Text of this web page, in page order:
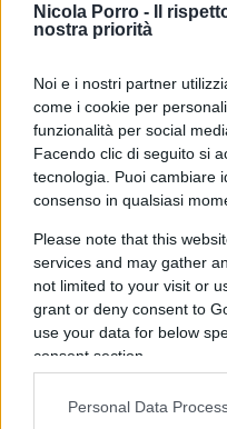
Nicola Porro -
Il
nostra priorità
Noi e i nostri partner
come i cookie per
funzionalità per social
Facendo clic di seguito si
tecnologia. Puoi cambiare
consenso in qualsiasi
Please note that this
services and may gather
not limited to your visit or
grant or deny consent to
use your data for below
consent section.
Personal Data
questo cittadino che
funzione di target
come Fantozzi,
nessuno, che teneva
entrato, come ha
passare dal tram allo
cittadino “schiavo di
facile, gretto, ma non
vedi che la politica
entrare, come quella
droga e un processo
prendono, perché